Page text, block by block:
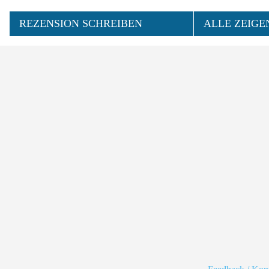
REZENSION SCHREIBEN ALLE